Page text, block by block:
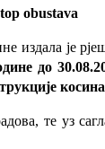
је
до
те уз